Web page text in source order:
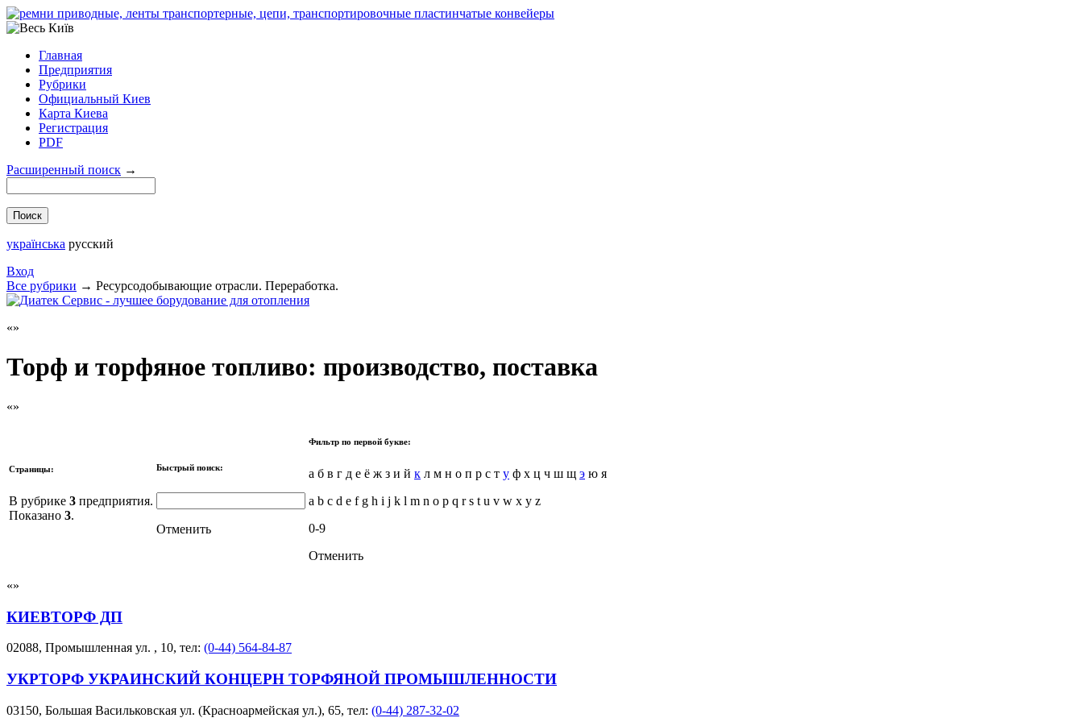
Главная
Предприятия
Рубрики
Официальный Киев
Карта Киева
Регистрация
PDF
Расширенный поиск →
українська русский
Вход
Все рубрики → Ресурсодобывающие отрасли. Переработка.
Торф и торфяное топливо: производство, поставка
Страницы:
В рубрике 3 предприятия.
Показано 3.
Быстрый поиск:
Отменить
Фильтр по первой букве:
а б в г д е ё ж з и й к л м н о п р с т у ф х ц ч ш щ э ю я
a b c d e f g h i j k l m n o p q r s t u v w x y z
0-9
Отменить
КИЕВТОРФ ДП
02088, Промышленная ул. , 10, тел: (0-44) 564-84-87
УКРТОРФ УКРАИНСКИЙ КОНЦЕРН ТОРФЯНОЙ ПРОМЫШЛЕННОСТИ
03150, Большая Васильковская ул. (Красноармейская ул.), 65, тел: (0-44) 287-32-02